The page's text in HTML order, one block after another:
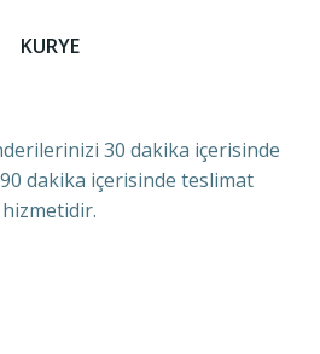
KURYE
30 dakika içerisinde
dakika içerisinde teslimat
hizmetidir.